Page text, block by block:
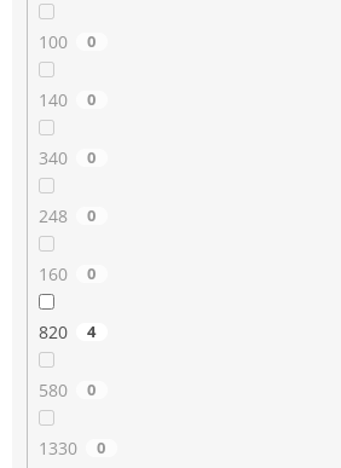
100 0
140 0
340 0
248 0
160 0
820 4
580 0
1330 0